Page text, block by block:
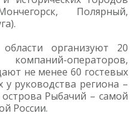
Полярный,
организуют 20
операторов,
не менее 60 гостевых
у руководства региона –
Рыбачий – самой
России.